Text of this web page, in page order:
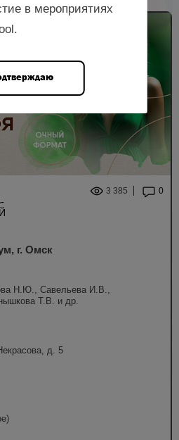
3 385 0
г. Омск
Н.Ю., Савельева И.В.,
Т.В. и др.
д. 5
в мероприятиях